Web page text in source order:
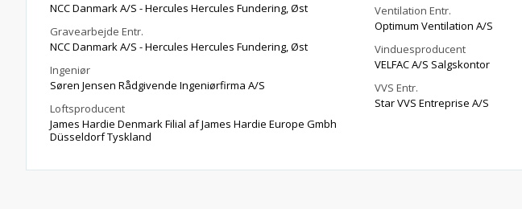
NCC Danmark A/S - Hercules Hercules Fundering, Øst
Gravearbejde Entr.
NCC Danmark A/S - Hercules Hercules Fundering, Øst
Ingeniør
Søren Jensen Rådgivende Ingeniørfirma A/S
Loftsproducent
James Hardie Denmark Filial af James Hardie Europe Gmbh
Düsseldorf Tyskland
Ventilation Entr.
Optimum Ventilation A/S
Vinduesproducent
VELFAC A/S Salgskontor
VVS Entr.
Star VVS Entreprise A/S